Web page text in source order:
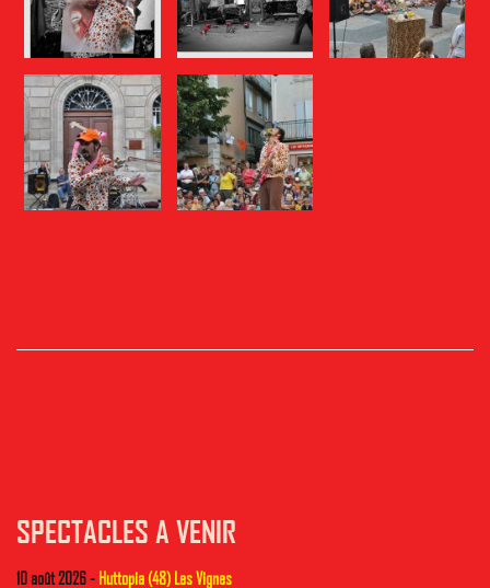
SPECTACLES A VENIR
10 août 2026 - Huttopia (48) Les Vignes